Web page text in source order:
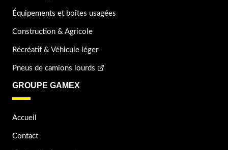
Équipements et boîtes usagées
Construction & Agricole
Récréatif & Véhicule léger
Pneus de camions lourds
GROUPE GAMEX
Accueil
Contact